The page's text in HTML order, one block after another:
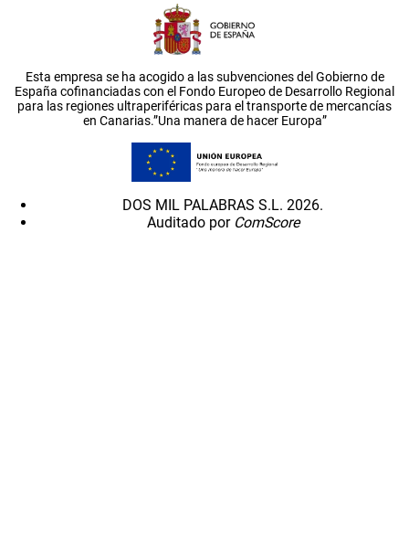
Esta empresa se ha acogido a las subvenciones del Gobierno de
España cofinanciadas con el Fondo Europeo de Desarrollo Regional
para las regiones ultraperiféricas para el transporte de mercancías
en Canarias.”Una manera de hacer Europa”
DOS MIL PALABRAS S.L. 2026.
Auditado por ComScore